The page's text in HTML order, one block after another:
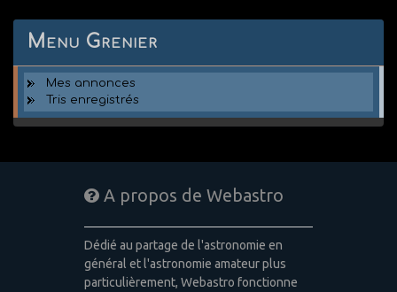
Menu Grenier
Mes annonces
Tris enregistrés
A propos de Webastro
Dédié au partage de l'astronomie en
général et l'astronomie amateur plus
particulièrement, Webastro fonctionne